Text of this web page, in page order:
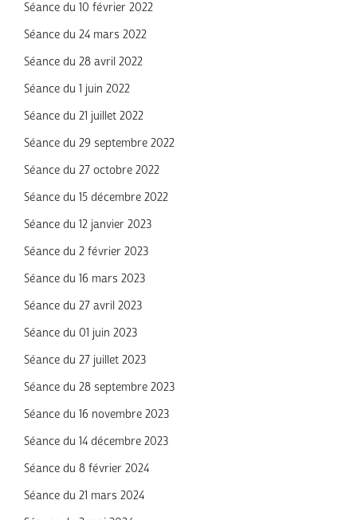
Séance du 10 février 2022
Séance du 24 mars 2022
Séance du 28 avril 2022
Séance du 1 juin 2022
Séance du 21 juillet 2022
Séance du 29 septembre 2022
Séance du 27 octobre 2022
Séance du 15 décembre 2022
Séance du 12 janvier 2023
Séance du 2 février 2023
Séance du 16 mars 2023
Séance du 27 avril 2023
Séance du 01 juin 2023
Séance du 27 juillet 2023
Séance du 28 septembre 2023
Séance du 16 novembre 2023
Séance du 14 décembre 2023
Séance du 8 février 2024
Séance du 21 mars 2024